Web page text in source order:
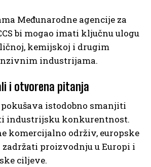
Međunarodne agencije za
bi mogao imati ključnu ulogu
kemijskoj i drugim
industrijama.
i otvorena pitanja
istodobno smanjiti
industrijsku konkurentnost.
komercijalno održiv, europske
proizvodnju u Europi i
ciljeve.